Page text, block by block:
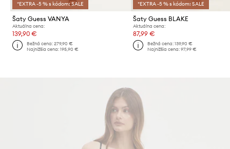
*EXTRA -5 % s kódom: SALE
Šaty Guess VANYA
Aktuálna cena:
139,90 €
Bežná cena:279,90 €
Najnižšia cena:195,90 €
*EXTRA -5 % s kódom: SALE
Šaty Guess BLAKE
Aktuálna cena:
87,99 €
Bežná cena: 139,90 €
Najnižšia cena: 97,99 €